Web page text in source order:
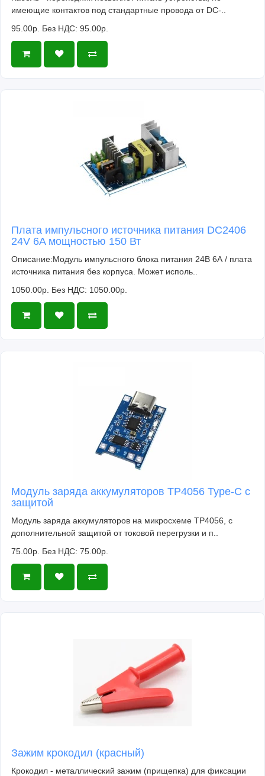
имеющие контактов под стандартные провода от DC-..
95.00р. Без НДС: 95.00р.
Плата импульсного источника питания DC2406
24V 6A мощностью 150 Вт
Описание:Модуль импульсного блока питания 24В 6А / плата
источника питания без корпуса. Может исполь..
1050.00р. Без НДС: 1050.00р.
Модуль заряда аккумуляторов TP4056 Type-C с
защитой
Модуль заряда аккумуляторов на микросхеме TP4056, с
дополнительной защитой от токовой перегрузки и п..
75.00р. Без НДС: 75.00р.
Зажим крокодил (красный)
Крокодил - металлический зажим (прищепка) для фиксации